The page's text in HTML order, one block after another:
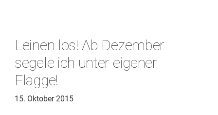
Leinen los! Ab Dezember
segele ich unter eigener
Flagge!
15. Oktober 2015